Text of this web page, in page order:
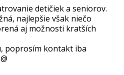
detičiek a seniorov.
najlepšie však niečo
aj možnosti kratších
poprosím kontakt iba